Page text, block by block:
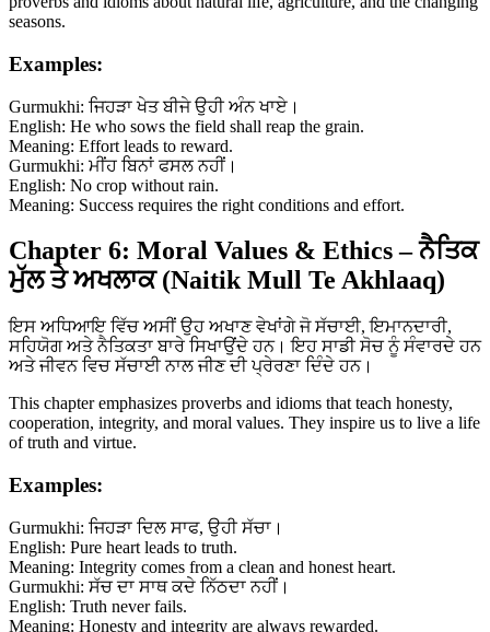
seasons.
Examples:
Gurmukhi: ਜਿਹੜਾ ਖੇਤ ਬੀਜੇ ਉਹੀ ਅੰਨ ਖਾਏ।
English: He who sows the field shall reap the grain.
Meaning: Effort leads to reward.
Gurmukhi: ਮੀਂਹ ਬਿਨਾਂ ਫਸਲ ਨਹੀਂ।
English: No crop without rain.
Meaning: Success requires the right conditions and effort.
Chapter 6: Moral Values & Ethics – ਨੈਤਿਕ
ਮੁੱਲ ਤੇ ਅਖਲਾਕ (Naitik Mull Te Akhlaaq)
ਇਸ ਅਧਿਆਇ ਵਿੱਚ ਅਸੀਂ ਉਹ ਅਖਾਣ ਵੇਖਾਂਗੇ ਜੋ ਸੱਚਾਈ, ਇਮਾਨਦਾਰੀ,
ਸਹਿਯੋਗ ਅਤੇ ਨੈਤਿਕਤਾ ਬਾਰੇ ਸਿਖਾਉਂਦੇ ਹਨ। ਇਹ ਸਾਡੀ ਸੋਚ ਨੂੰ ਸੰਵਾਰਦੇ ਹਨ
ਅਤੇ ਜੀਵਨ ਵਿਚ ਸੱਚਾਈ ਨਾਲ ਜੀਣ ਦੀ ਪ੍ਰੇਰਣਾ ਦਿੰਦੇ ਹਨ।
This chapter emphasizes proverbs and idioms that teach honesty,
cooperation, integrity, and moral values. They inspire us to live a life
of truth and virtue.
Examples:
Gurmukhi: ਜਿਹੜਾ ਦਿਲ ਸਾਫ, ਉਹੀ ਸੱਚਾ।
English: Pure heart leads to truth.
Meaning: Integrity comes from a clean and honest heart.
Gurmukhi: ਸੱਚ ਦਾ ਸਾਥ ਕਦੇ ਨਿੱਠਦਾ ਨਹੀਂ।
English: Truth never fails.
Meaning: Honesty and integrity are always rewarded.